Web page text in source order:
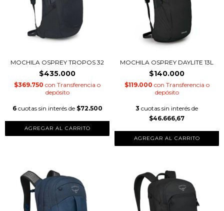
MOCHILA OSPREY TROPOS 32
$435.000
$369.750 con Transferencia o
depósito
6 cuotas sin interés de $72.500
MOCHILA OSPREY DAYLITE 13L
$140.000
$119.000 con Transferencia o
depósito
3 cuotas sin interés de
$46.666,67